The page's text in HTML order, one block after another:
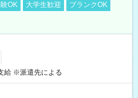
OK 大学生歓迎
ブランクOK
給 ※派遣先による